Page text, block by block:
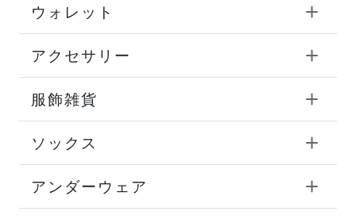
ウォレット
アクセサリー
服飾雑貨
ソックス
アンダーウェア